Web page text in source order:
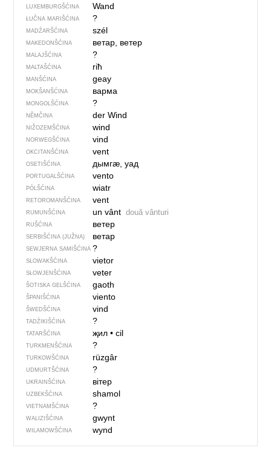
LUXEMBURGŠĆINA Wand
ŁUČNA MARIŠĆINA ?
MADŹARŠĆINA szél
MAKEDONŠĆINA ветар, ветер
MALAJŠĆINA ?
MALTAŠĆINA riħ
MANŠĆINA geay
MOKŠANŠĆINA варма
MONGOLŠĆINA ?
NĚMČINA der Wind
NIŽOZEMŠĆINA wind
NORWEGŠĆINA vind
OKCITANŠĆINA vent
OSETIŠĆINA дымгӕ, уад
PORTUGALŠĆINA vento
PÓLŠĆINA wiatr
RETOROMANŠĆINA vent
RUMUNŠĆINA un vânt două vânturi
RUŠĆINA ветер
SERBIŠĆINA (JUŽNA) ветар
SEWJERNA SAMIŠĆINA?
SŁOWAKŠĆINA vietor
SŁOWJENŠĆINA veter
ŠOTISKA GELŠĆINA gaoth
ŠPANIŠĆINA viento
ŠWEDŠĆINA vind
TADŹIKIŠĆINA ?
TATARŠĆINA җил• cil
TURKMENŠĆINA ?
TURKOWŠĆINA rüzgâr
UDMURTŠĆINA ?
UKRAINŠĆINA вітер
UZBEKŠĆINA shamol
VIETNAMŠĆINA ?
WALIZIŠĆINA gwynt
WILAMOWŠĆINA wynd